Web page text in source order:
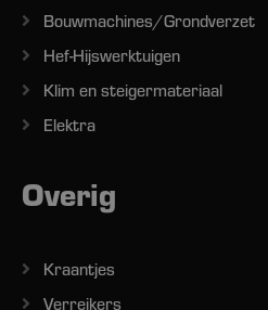
Bouwmachines/Grondverzet
Hef-Hijswerktuigen
Klim en steigermateriaal
Elektra
Overig
Kraantjes
Verreikers